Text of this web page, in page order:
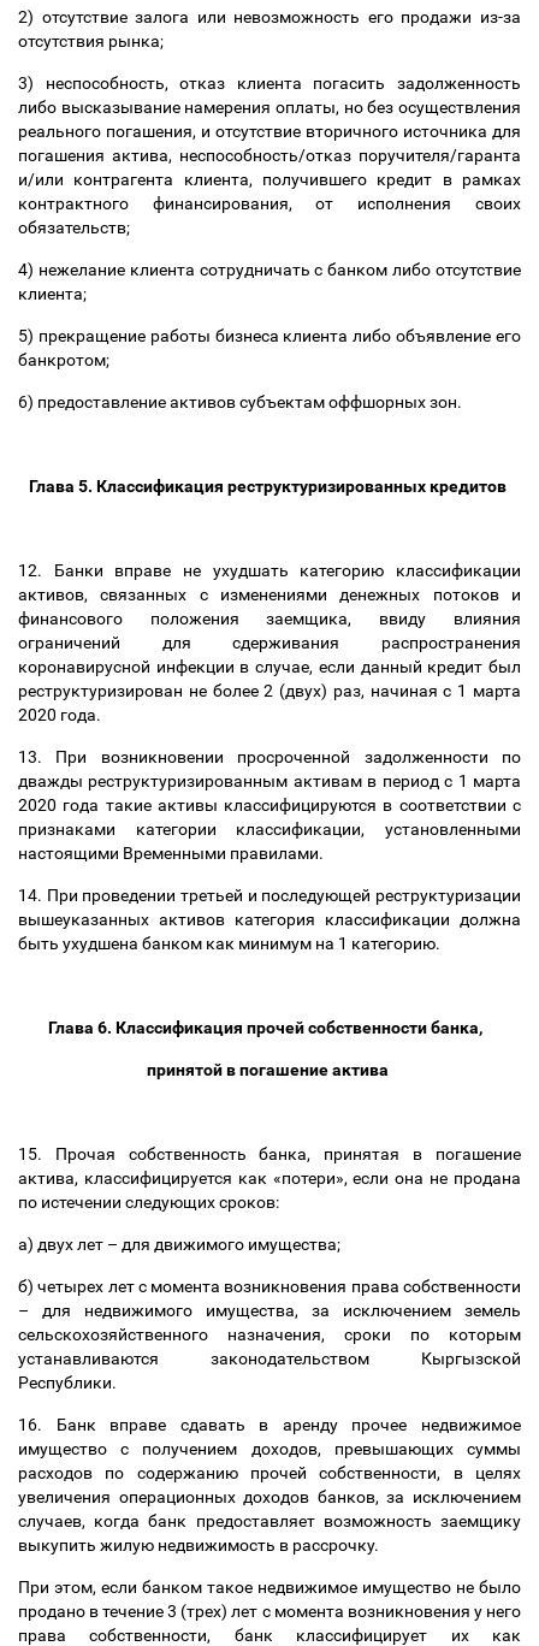
2) отсутствие залога или невозможность его продажи из-за
отсутствия рынка;
3) неспособность, отказ клиента погасить задолженность
либо высказывание намерения оплаты, но без осуществления
реального погашения, и отсутствие вторичного источника для
погашения актива, неспособность/отказ поручителя/гаранта
и/или контрагента клиента, получившего кредит в рамках
контрактного финансирования, от исполнения своих
обязательств;
4) нежелание клиента сотрудничать с банком либо отсутствие
клиента;
5) прекращение работы бизнеса клиента либо объявление его
банкротом;
6) предоставление активов субъектам оффшорных зон.
Глава 5. Классификация реструктуризированных кредитов
12. Банки вправе не ухудшать категорию классификации
активов, связанных с изменениями денежных потоков и
финансового положения заемщика, ввиду влияния
ограничений для сдерживания распространения
коронавирусной инфекции в случае, если данный кредит был
реструктуризирован не более 2 (двух) раз, начиная с 1 марта
2020 года.
13. При возникновении просроченной задолженности по
дважды реструктуризированным активам в период с 1 марта
2020 года такие активы классифицируются в соответствии с
признаками категории классификации, установленными
настоящими Временными правилами.
14. При проведении третьей и последующей реструктуризации
вышеуказанных активов категория классификации должна
быть ухудшена банком как минимум на 1 категорию.
Глава 6. Классификация прочей собственности банка,
принятой в погашение актива
15. Прочая собственность банка, принятая в погашение
актива, классифицируется как «потери», если она не продана
по истечении следующих сроков:
а) двух лет – для движимого имущества;
б) четырех лет с момента возникновения права собственности
– для недвижимого имущества, за исключением земель
сельскохозяйственного назначения, сроки по которым
устанавливаются законодательством Кыргызской
Республики.
16. Банк вправе сдавать в аренду прочее недвижимое
имущество с получением доходов, превышающих суммы
расходов по содержанию прочей собственности, в целях
увеличения операционных доходов банков, за исключением
случаев, когда банк предоставляет возможность заемщику
выкупить жилую недвижимость в рассрочку.
При этом, если банком такое недвижимое имущество не было
продано в течение 3 (трех) лет с момента возникновения у него
права собственности, банк классифицирует их как